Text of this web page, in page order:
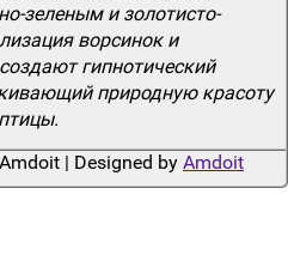
зеленым и золотисто-
ворсинок и
гипнотический
природную красоту
| Designed by Amdoit